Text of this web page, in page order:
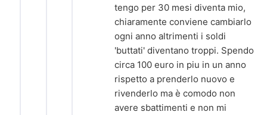
tengo per 30 mesi diventa mio,
chiaramente conviene cambiarlo
ogni anno altrimenti i soldi
'buttati' diventano troppi. Spendo
circa 100 euro in piu in un anno
rispetto a prenderlo nuovo e
rivenderlo ma è comodo non
avere sbattimenti e non mi